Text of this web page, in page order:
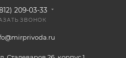
209-03-33
ЗВОНОК